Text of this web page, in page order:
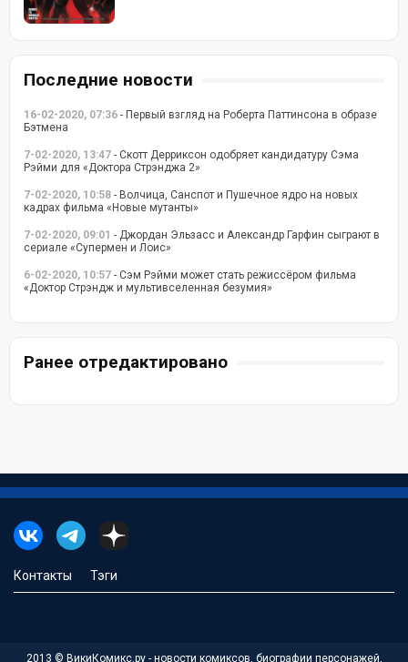
Последние новости
16-02-2020, 07:36 - Первый взгляд на Роберта Паттинсона в образе
Бэтмена
7-02-2020, 13:47 - Скотт Дерриксон одобряет кандидатуру Сэма
Рэйми для «Доктора Стрэнджа 2»
7-02-2020, 10:58 - Волчица, Санспот и Пушечное ядро на новых
кадрах фильма «Новые мутанты»
7-02-2020, 09:01 - Джордан Эльзасс и Александр Гарфин сыграют в
сериале «Супермен и Лоис»
6-02-2020, 10:57 - Сэм Рэйми может стать режиссёром фильма
«Доктор Стрэндж и мультивселенная безумия»
Ранее отредактировано
Контакты Тэги
2013 © ВикиКомикс.ру - новости комиксов, биографии персонажей,